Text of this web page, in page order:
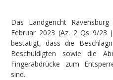
Das Landgericht
Februar 2023 (Az. 2 Qs 9/23
bestätigt, dass die
Beschuldigten sowie die
Fingerabdrücke zum
sind.